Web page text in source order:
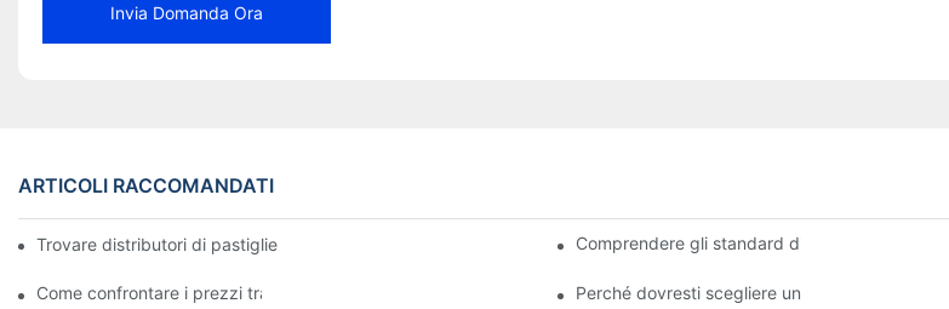
Invia Domanda Ora
ARTICOLI RACCOMANDATI
Trovare distributori di pastiglie freno affidabili per la tua attività Comprendere gli standard di qualità tra i
Come confrontare i prezzi tra i rivenditori di pastiglie freno Perché dovresti scegliere un rivenditore